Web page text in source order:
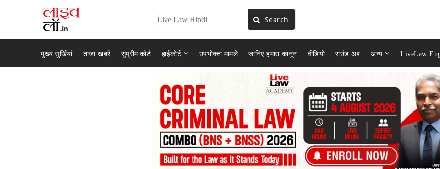
Search
मुख्य सुर्खियां ताजा खबरें सुप्रीम कोर्ट हाईकोर्ट उपभोक्ता मामले जानिए हमारा कानून वीडियो राउंड अप अन्य LiveLaw